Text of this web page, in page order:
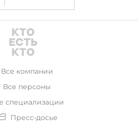
Все компании
Все персоны
специализации
Пресс-досье